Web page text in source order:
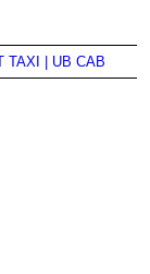
TAXI | UB CAB